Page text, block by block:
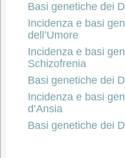
Basi genetiche dei
Incidenza e basi
dell’Umore
Incidenza e basi
Schizofrenia
Basi genetiche dei
Incidenza e basi
d’Ansia
Basi genetiche dei